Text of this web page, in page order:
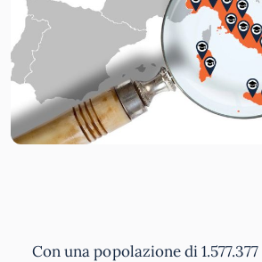
Con una popolazione di